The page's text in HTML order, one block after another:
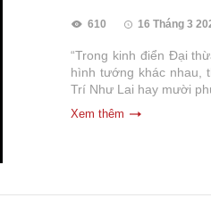
610 16 Tháng 3
“Trong kinh điển Đại
hình tướng khác nhau,
Trí Như Lai hay mười
Xem thêm